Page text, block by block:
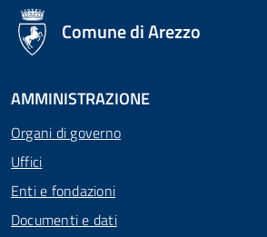
logo Unione Europea
Comune di Arezzo
AMMINISTRAZIONE
Organi di governo
Uffici
Enti e fondazioni
Documenti e dati